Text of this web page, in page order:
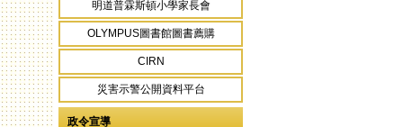
明道普霖斯頓小學家長會
OLYMPUS圖書館圖書薦購
CIRN
災害示警公開資料平台
政令宣導